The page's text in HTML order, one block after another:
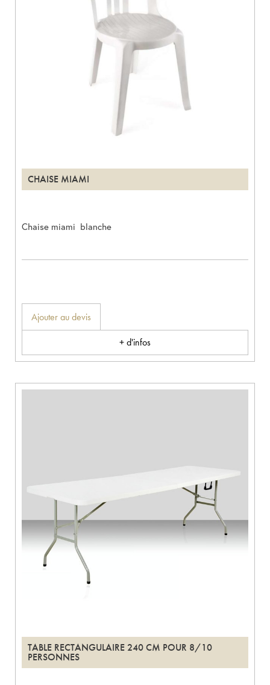
CHAISE MIAMI
Chaise miami blanche
Ajouter au devis
+ d'infos
TABLE RECTANGULAIRE 240 CM POUR 8/10
PERSONNES